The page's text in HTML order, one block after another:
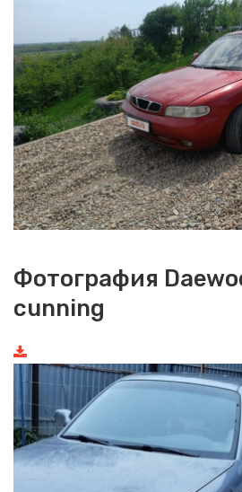
Фотография
cunning